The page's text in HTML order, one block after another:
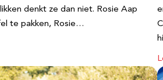
denkt ze dan niet. Rosie Aap
te pakken, Rosie…